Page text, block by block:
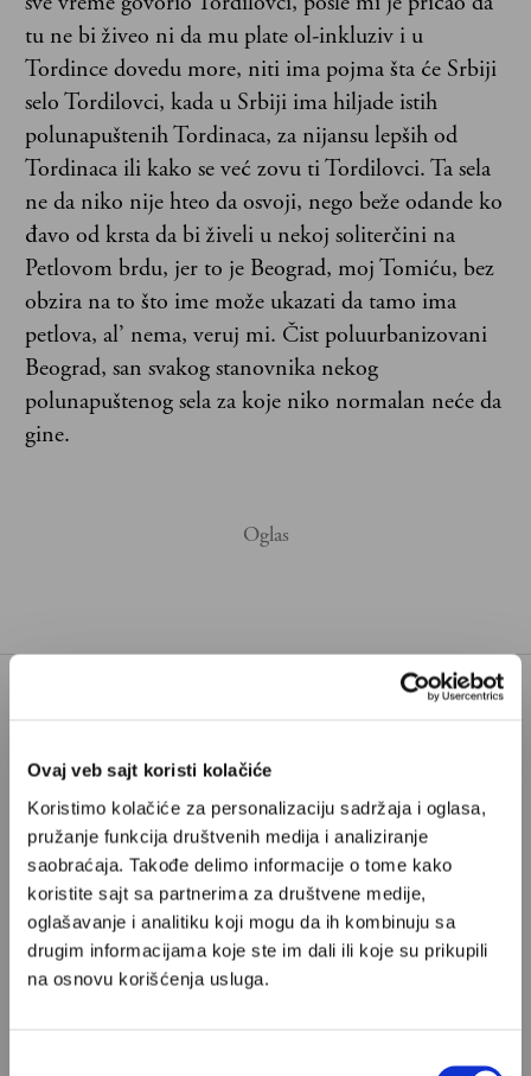
Ovaj veb sajt koristi kolačiće
Koristimo kolačiće za personalizaciju sadržaja i oglasa,
pružanje funkcija društvenih medija i analiziranje
saobraćaja. Takođe delimo informacije o tome kako
koristite sajt sa partnerima za društvene medije,
oglašavanje i analitiku koji mogu da ih kombinuju sa
drugim informacijama koje ste im dali ili koje su prikupili
na osnovu korišćenja usluga.
tu ne bi živeo ni da mu plate ol-inkluziv i u
Tordince dovedu more, niti ima pojma šta će Srbiji
selo Tordilovci, kada u Srbiji ima hiljade istih
polunapuštenih Tordinaca, za nijansu lepših od
Tordinaca ili kako se već zovu ti Tordilovci. Ta sela
ne da niko nije hteo da osvoji, nego beže odande ko
đavo od krsta da bi živeli u nekoj soliterčini na
Petlovom brdu, jer to je Beograd, moj Tomiću, bez
obzira na to što ime može ukazati da tamo ima
petlova, al’ nema, veruj mi. Čist poluurbanizovani
Beograd, san svakog stanovnika nekog
polunapuštenog sela za koje niko normalan neće da
gine.
premium sadržaja, neophodno je da
odaberete jedan od planova pretplate.
Pretplata
Već imate nalog? Ulogujte se